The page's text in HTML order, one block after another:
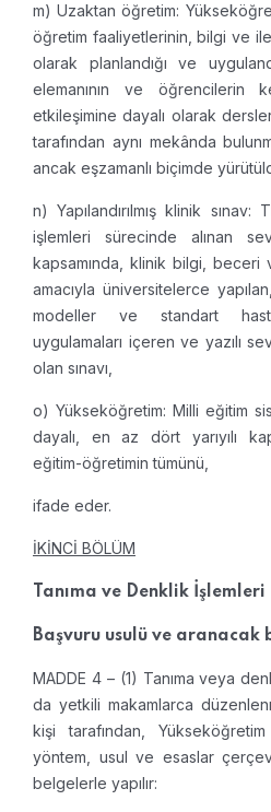
m) Uzaktan öğretim:
öğretim faaliyetlerinin, bilgi ve
olarak planlandığı ve
elemanının ve öğrencilerin
etkileşimine dayalı olarak
tarafından aynı mekânda
ancak eşzamanlı biçimde
n) Yapılandırılmış klinik sınav:
işlemleri sürecinde alınan
kapsamında, klinik bilgi, beceri
amacıyla üniversitelerce
modeller ve standart
uygulamaları içeren ve yazılı
olan sınavı,
o) Yükseköğretim: Milli eğitim
dayalı, en az dört yarıyılı
eğitim-öğretimin tümünü,
ifade eder.
İKİNCİ BÖLÜM
Tanıma ve Denklik İşlemleri
Başvuru usulü ve aranacak
MADDE 4 – (1) Tanıma veya
da yetkili makamlarca
kişi tarafından,
yöntem, usul ve esaslar
belgelerle yapılır: